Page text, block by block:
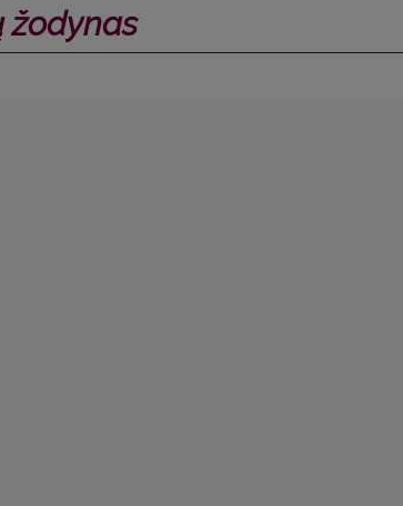
žodynas